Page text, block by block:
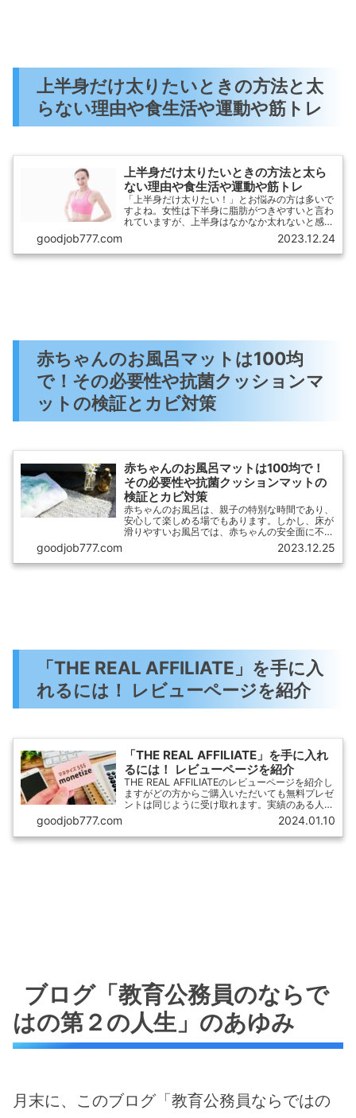
上半身だけ太りたいときの方法と太
らない理由や食生活や運動や筋トレ
上半身だけ太りたいときの方法と太ら
ない理由や食生活や運動や筋トレ
「上半身だけ太りたい！」とお悩みの方は多いで
すよね。女性は下半身に脂肪がつきやすいと言わ
れていますが、上半身はなかなか太れないと感じ
ている方もいるのではないでしょうか。でも、ご
安心ください！この記事では、上半身だけを綺麗
に太らせるための方法や、太らない理由、そして
goodjob777.com 2023.12.24
赤ちゃんのお風呂マットは100均
で！その必要性や抗菌クッションマ
ットの検証とカビ対策
赤ちゃんのお風呂マットは100均で！
その必要性や抗菌クッションマットの
検証とカビ対策
赤ちゃんのお風呂は、親子の特別な時間であり、
安心して楽しめる場でもあります。しかし、床が
滑りやすいお風呂では、赤ちゃんの安全面に不安
がありますよね。そこで、おすすめしたいのが
100均で手に入るお風呂マットです。
goodjob777.com 2023.12.25
「THE REAL AFFILIATE」を手に入
れるには！ レビューページを紹介
「THE REAL AFFILIATE」を手に入れ
るには！ レビューページを紹介
THE REAL AFFILIATEのレビューページを紹介し
ますがどの方からご購入いただいても無料プレゼ
ントは同じように受け取れます。実績のある人に
教わりたいなら・まっぽんさん・タカさん・ミユ
さん・えんまなさん・クーさんトレンドブログの
経験...
goodjob777.com 2024.01.10
ブログ「教育公務員のならで
はの第２の人生」のあゆみ
月末に、このブログ「教育公務員ならではの